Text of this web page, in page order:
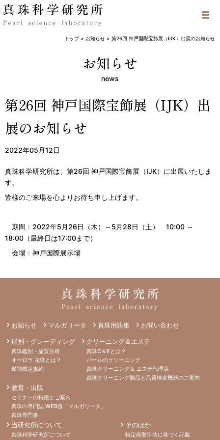
トップ> お知らせ > 第26回 神戸国際宝飾展（IJK）出展のお知らせ
お知らせ
news
第26回 神戸国際宝飾展（IJK）出
展のお知らせ
2022年05月12日
真珠科学研究所は、第26回 神戸国際宝飾展（IJK）に出展いたしま
す。
皆様のご来場を心よりお待ち申し上げます。
期間：2022年5月26日（木）～5月28日（土） 10:00 ～
18:00（最終日は17:00まで）
会場：神戸国際展示場
お知らせ マルガリータ 真珠用語集 お問い合わせ
鑑別・グレーディング
真珠鑑別・品質分析
オーロラ 花珠とは？
鑑別鑑定規約
クリーニング＆エステ
真珠C＆Eとは？
パールのクリーニング
真珠クリーニング＆ エステ代理店
真珠クリーニング製品と品質検査機器のご案内
教育・出版
セミナーの特徴とご案内
真珠の専門誌 WEB版「マルガリータ」
真珠専門書
当研究所について
真珠科学研究所について
そのほか
特定商取引法に基づく記載